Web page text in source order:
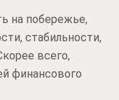
на побережье,
стабильности,
всего,
финансового